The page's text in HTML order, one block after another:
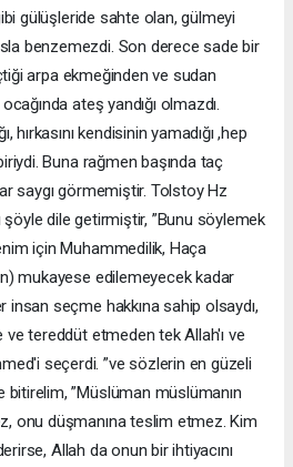
gülüşleride sahte olan, gülmeyi
benzemezdi. Son derece sade bir
arpa ekmeğinden ve sudan
ateş yandığı olmazdı.
hırkasını kendisinin yamadığı ,hep
Buna rağmen başında taç
saygı görmemiştir. Tolstoy Hz
şöyle dile getirmiştir, ”Bunu söylemek
için Muhammedilik, Haça
mukayese edilemeyecek kadar
insan seçme hakkına sahip olsaydı,
ve tereddüt etmeden tek Allah'ı ve
seçerdi. ”ve sözlerin en güzeli
”Müslüman müslümanın
onu düşmanına teslim etmez. Kim
Allah da onun bir ihtiyacını